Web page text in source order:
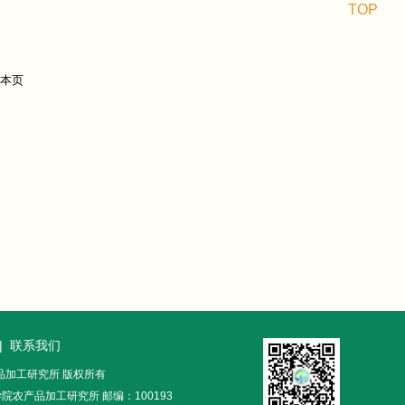
| 联系我们
工研究所 版权所有
农产品加工研究所 邮编：100193
TOP